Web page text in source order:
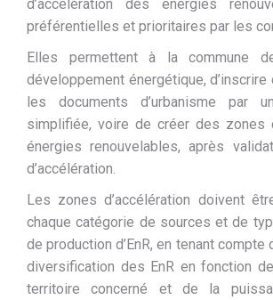
d’accélération des énergies
préférentielles et prioritaires par les
Elles permettent à la commune
développement énergétique,
les documents d’urbanisme par
simplifiée, voire de créer des zones
énergies renouvelables, après
d’accélération.
Les zones d’accélération doivent
chaque catégorie de sources et de
de production d’EnR, en tenant compte
diversification des EnR en fonction
territoire concerné et de la